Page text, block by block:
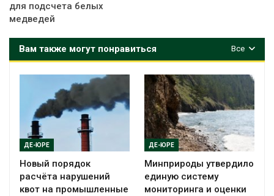
для подсчета белых
медведей
Все
Вам также могут понравиться
ДЕ-ЮРЕ
Новый порядок
расчёта нарушений
квот на промышленные
ДЕ-ЮРЕ
Минприроды утвердило
единую систему
мониторинга и оценки